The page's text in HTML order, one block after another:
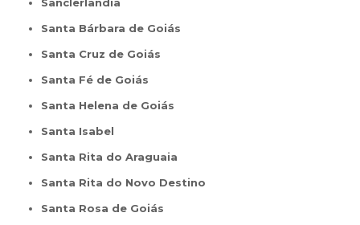
Sanclerlândia
Santa Bárbara de Goiás
Santa Cruz de Goiás
Santa Fé de Goiás
Santa Helena de Goiás
Santa Isabel
Santa Rita do Araguaia
Santa Rita do Novo Destino
Santa Rosa de Goiás